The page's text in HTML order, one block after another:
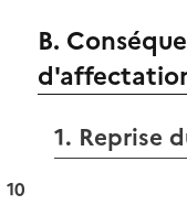
B.
1. Reprise
10